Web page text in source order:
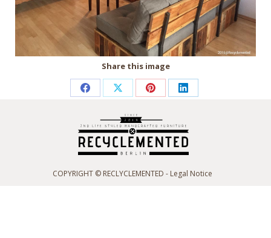
Share this image
Partager
Facebook
Partager
sur
X
Partager
Pinterest
Partager
LinkedIn
COPYRIGHT © RECLYCLEMENTED - Legal Notice